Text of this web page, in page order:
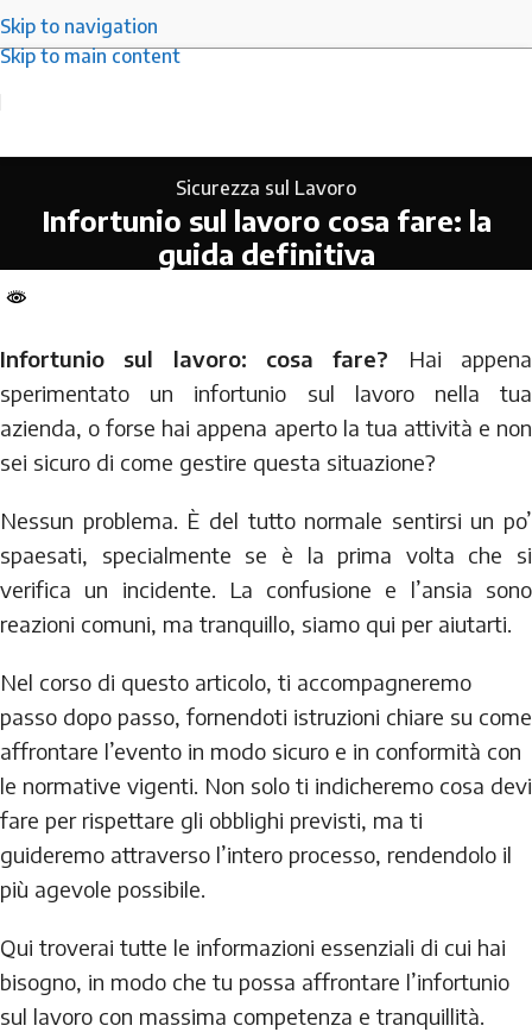
Skip to navigation
Skip to main content
Sicurezza sul Lavoro
Infortunio sul lavoro cosa fare: la
guida definitiva
Infortunio sul lavoro: cosa fare? Hai appena
sperimentato un infortunio sul lavoro nella tua
azienda, o forse hai appena aperto la tua attività e non
sei sicuro di come gestire questa situazione?
Nessun problema. È del tutto normale sentirsi un po’
spaesati, specialmente se è la prima volta che si
verifica un incidente. La confusione e l’ansia sono
reazioni comuni, ma tranquillo, siamo qui per aiutarti.
Nel corso di questo articolo, ti accompagneremo
passo dopo passo, fornendoti istruzioni chiare su come
affrontare l’evento in modo sicuro e in conformità con
le normative vigenti. Non solo ti indicheremo cosa devi
fare per rispettare gli obblighi previsti, ma ti
guideremo attraverso l’intero processo, rendendolo il
più agevole possibile.
Qui troverai tutte le informazioni essenziali di cui hai
bisogno, in modo che tu possa affrontare l’infortunio
sul lavoro con massima competenza e tranquillità.